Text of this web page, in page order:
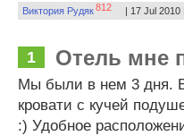
Виктория Рудяк812 | 17 Jul 2010 |
1 Отель мне
Мы были в нем 3 дня.
кровати с кучей
:) Удобное